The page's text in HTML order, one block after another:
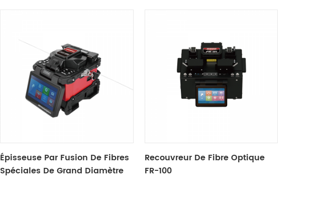
Épisseuse Par Fusion De Fibres
Spéciales De Grand Diamètre
Recouvreur De Fibre Optique
FR-100